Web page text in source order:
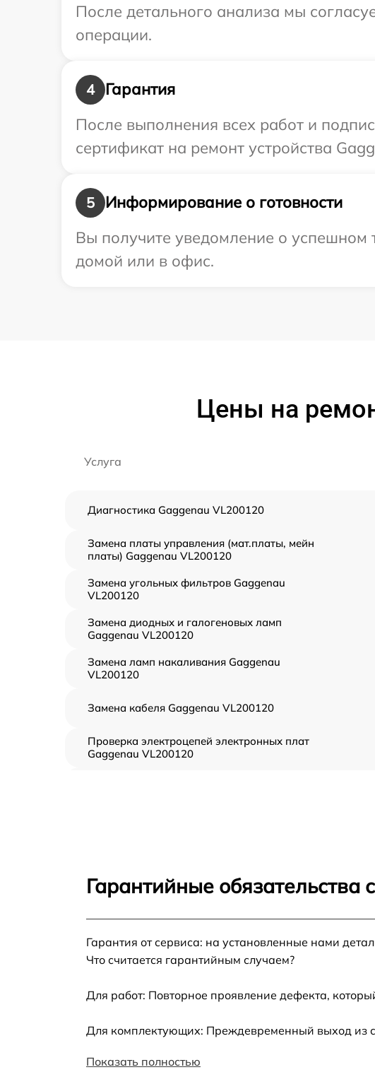
После детального анализа мы
операции.
4
Гарантия
После выполнения всех работ и
сертификат на ремонт устройства
5
Информирование о готовности
Вы получите уведомление о успешном
домой или в офис.
Цены на
Услуга
Диагностика Gaggenau VL200120
Замена платы управления (мат.платы, мейн
платы) Gaggenau VL200120
Замена угольных фильтров Gaggenau
VL200120
Замена диодных и галогеновых ламп
Gaggenau VL200120
Замена ламп накаливания Gaggenau
VL200120
Замена кабеля Gaggenau VL200120
Проверка электроцепей электронных плат
Gaggenau VL200120
Ремонт электропроводки Gaggenau
Ремонт двигателя Gaggenau VL200120
креплений, кнопок) Gaggenau VL200120
Gaggenau VL200120
Замена двигателя Gaggenau VL200120
Гарантийные обязательства
Гарантия от сервиса: на установленные нами
Что считается гарантийным случаем?
Для работ: Повторное проявление дефекта,
Для комплектующих: Преждевременный выход из
Показать полностью